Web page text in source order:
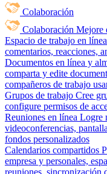
Colaboración
Colaboración Mejore
Espacio de trabajo en línea
comentarios, reacciones,
Documentos en línea y
comparta y edite
compañeros de trabajo
Grupos de trabajo Cree
configure permisos de
Reuniones en línea Logre
videoconferencias,
fondos personalizados
Calendarios compartidos
empresa y personales,
reuniones, sincronización